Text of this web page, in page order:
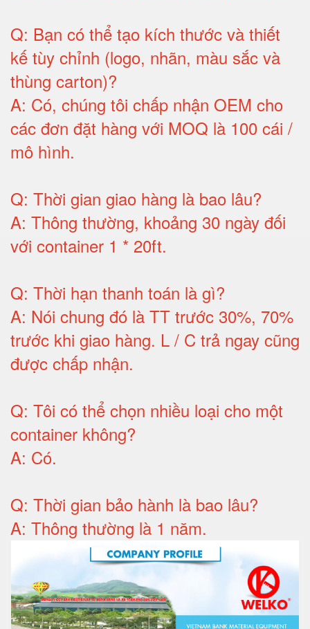
Q: Bạn có thể tạo kích thước và thiết
kế tùy chỉnh (logo, nhãn, màu sắc và
thùng carton)?
A: Có, chúng tôi chấp nhận OEM cho
các đơn đặt hàng với MOQ là 100 cái /
mô hình.
Q: Thời gian giao hàng là bao lâu?
A: Thông thường, khoảng 30 ngày đối
với container 1 * 20ft.
Q: Thời hạn thanh toán là gì?
A: Nói chung đó là TT trước 30%, 70%
trước khi giao hàng. L / C trả ngay cũng
được chấp nhận.
Q: Tôi có thể chọn nhiều loại cho một
container không?
A: Có.
Q: Thời gian bảo hành là bao lâu?
A: Thông thường là 1 năm.